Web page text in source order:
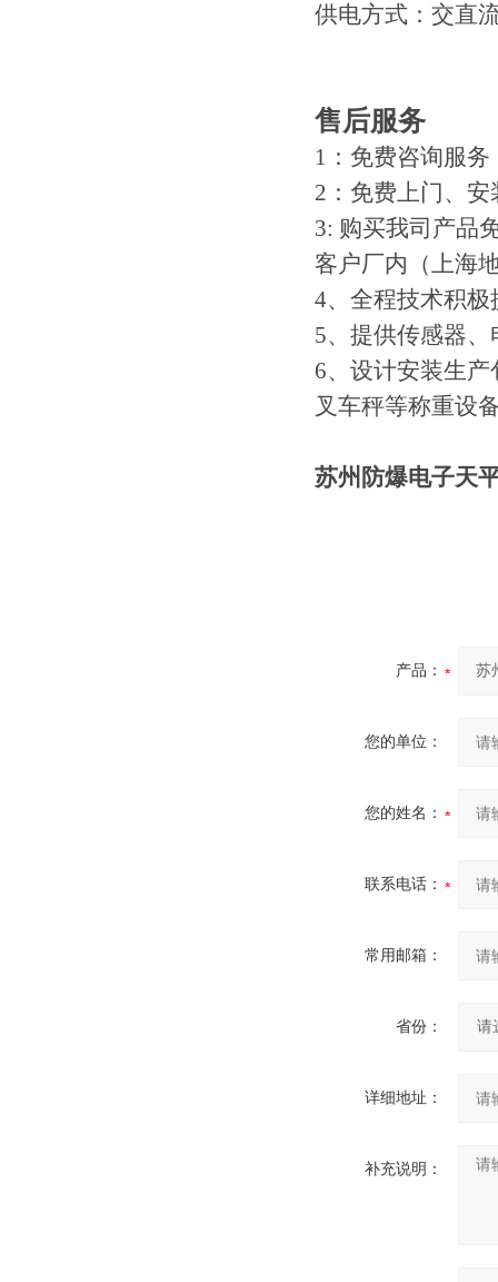
供电方式：交直
售后服务
1：免费咨询服务
2：免费上门、安
3: 购买我司产品
客户厂内（上海
4、全程技术积
5、提供传感器
6、设计安装生
叉车秤等称重设
苏州防爆电子天
产品：
您的单位：
您的姓名：
联系电话：
常用邮箱：
省份：
详细地址：
补充说明：